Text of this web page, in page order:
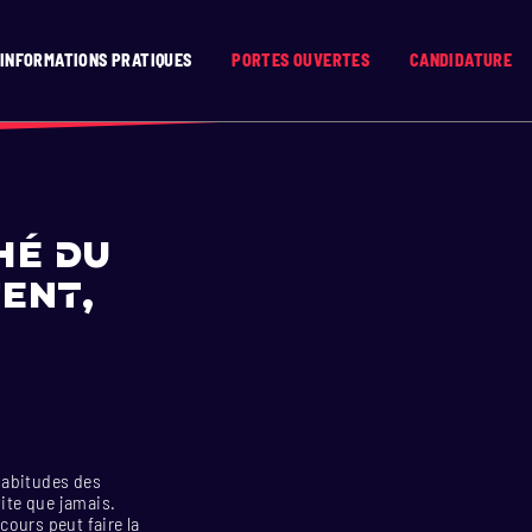
INFORMATIONS PRATIQUES PORTES OUVERTES CANDIDATURE
du
des
que jamais.
peut faire la